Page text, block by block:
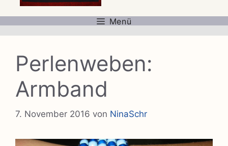
Menü
Perlenweben:
Armband
7. November 2016 von NinaSchr